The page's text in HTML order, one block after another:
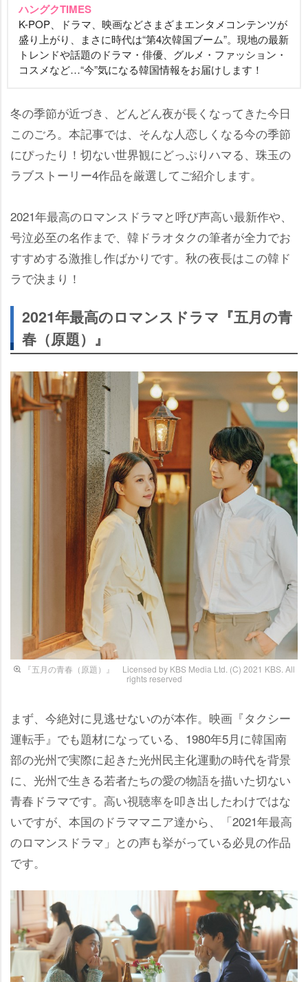
ハングクTIMES
K-POP、ドラマ、映画などさまざまエンタメコンテンツが
盛り上がり、まさに時代は“第4次韓国ブーム”。現地の最新
トレンドや話題のドラマ・俳優、グルメ・ファッション・
コスメなど…“今”気になる韓国情報をお届けします！
冬の季節が近づき、どんどん夜が長くなってきた今日
このごろ。本記事では、そんな人恋しくなる今の季節
にぴったり！切ない世界観にどっぷりハマる、珠玉の
ラブストーリー4作品を厳選してご紹介します。
2021年最高のロマンスドラマと呼び声高い最新作や、
号泣必至の名作まで、韓ドラオタクの筆者が全力でお
すすめする激推し作ばかりです。秋の夜長はこの韓ド
ラで決まり！
2021年最高のロマンスドラマ『五月の青
春（原題）』
『五月の青春（原題）』 Licensed by KBS Media Ltd. (C) 2021 KBS. All
rights reserved
まず、今絶対に見逃せないのが本作。映画『タクシー
運転手』でも題材になっている、1980年5月に韓国南
部の光州で実際に起きた光州民主化運動の時代を背景
に、光州で生きる若者たちの愛の物語を描いた切ない
青春ドラマです。高い視聴率を叩き出したわけではな
いですが、本国のドラママニア達から、「2021年最高
のロマンスドラマ」との声も挙がっている必見の作品
です。